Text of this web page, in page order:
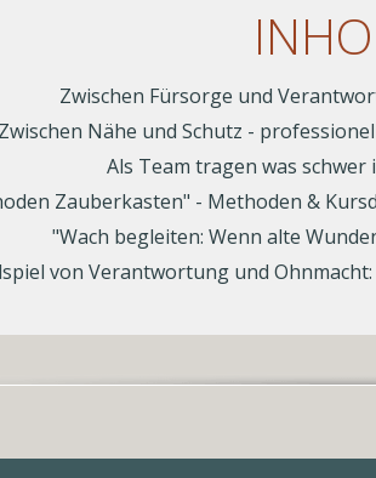
Zwischen Fürsorge und
Zwischen Nähe und Schutz -
Als Team tragen was schwer
Zauberkasten" - Methoden &
"Wach begleiten: Wenn alte
von Verantwortung und